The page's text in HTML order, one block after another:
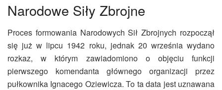
Narodowe Siły Zbrojne
Proces formowania Narodowych Sił Zbrojnych rozpoczął
się już w lipcu 1942 roku, jednak 20 września wydano
rozkaz, w którym zawiadomiono o objęciu funkcji
pierwszego komendanta głównego organizacji przez
pułkownika Ignacego Oziewicza. To ta data jest uznawana